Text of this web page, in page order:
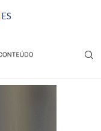
ES